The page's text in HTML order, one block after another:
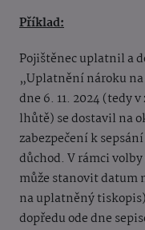
Příklad:
Pojištěnec uplatnil a
„Uplatnění nároku
dne 6. 11. 2024 (tedy
lhůtě) se dostavil na
zabezpečení k
důchod. V rámci
může stanovit datum
na uplatněný
dopředu ode dne